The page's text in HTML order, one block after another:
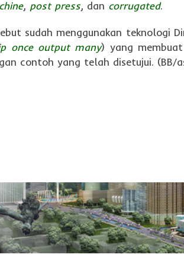
, post press, dan corrugated.
sudah menggunakan teknologi
once output many) yang
contoh yang telah disetujui. (BB/